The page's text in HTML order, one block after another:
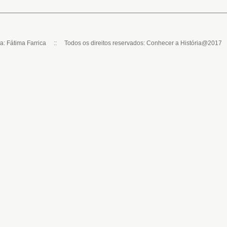
Fátima Farrica :: Todos os direitos reservados: Conhecer a História@2017